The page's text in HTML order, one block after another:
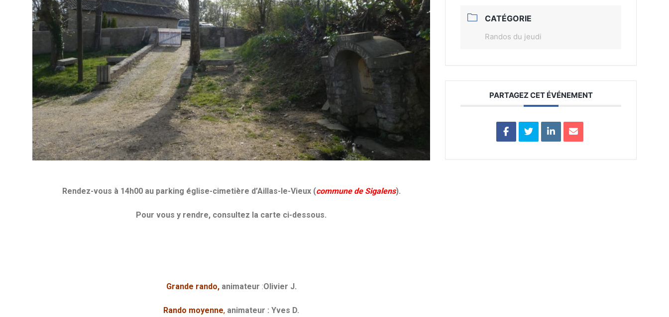
Rendez-vous à 14h00 au parking église-cimetière d’Aillas-le-Vieux (commune de Sigalens).
Pour vous y rendre, consultez la carte ci-dessous.
Grande rando, animateur :Olivier J.
Rando moyenne, animateur : Yves D.
CATÉGORIE
Randos du jeudi
PARTAGEZ CET ÉVÉNEMENT